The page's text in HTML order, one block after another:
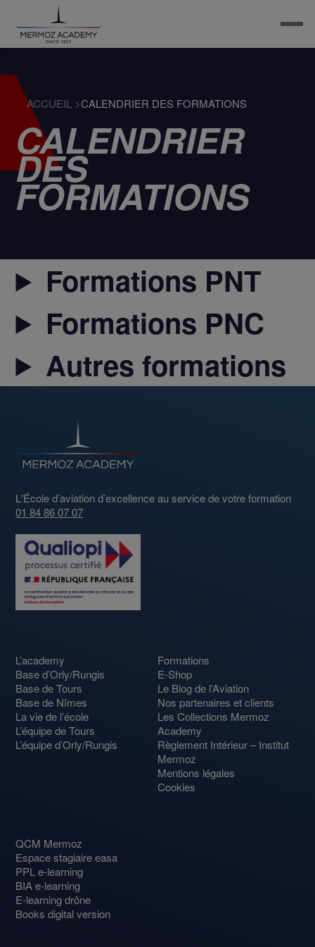
ACCUEIL >CALENDRIER DES FORMATIONS
CALENDRIER
DES
FORMATIONS
Formations PNT
Formations PNC
Autres formations
L'École d’aviation d’excellence au service de votre formation
01 84 86 07 07
L’academy
Base d’Orly/Rungis
Base de Tours
Base de Nîmes
La vie de l’école
L’équipe de Tours
L’équipe d’Orly/Rungis
Formations
E-Shop
Le Blog de l’Aviation
Nos partenaires et clients
Les Collections Mermoz
Academy
Règlement Intérieur – Institut
Mermoz
Mentions légales
Cookies
QCM Mermoz
Espace stagiaire easa
PPL e-learning
BIA e-learning
E-learning drône
Books digital version